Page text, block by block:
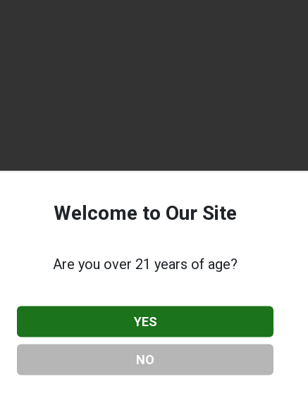
Welcome to Our Site
Are you over 21 years of age?
YES
NO